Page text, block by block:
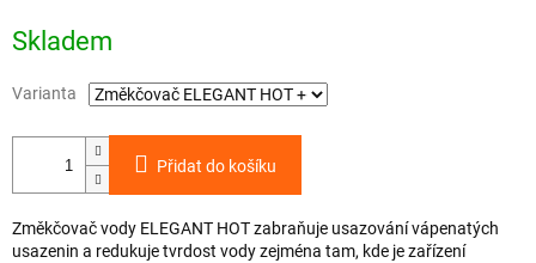
cena:
Skladem
Varianta
Přidat do košíku
Změkčovač vody ELEGANT HOT zabraňuje usazování vápenatých
usazenin a redukuje tvrdost vody zejména tam, kde je zařízení